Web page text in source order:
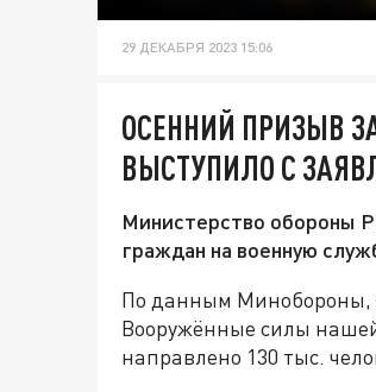
29 ДЕКАБРЯ 2023 15:06
ОСЕННИЙ ПРИЗЫВ
ВЫСТУПИЛО С
Министерство обороны
граждан на военную
По данным Минобороны,
Вооружённые силы
направлено 130 тыс.